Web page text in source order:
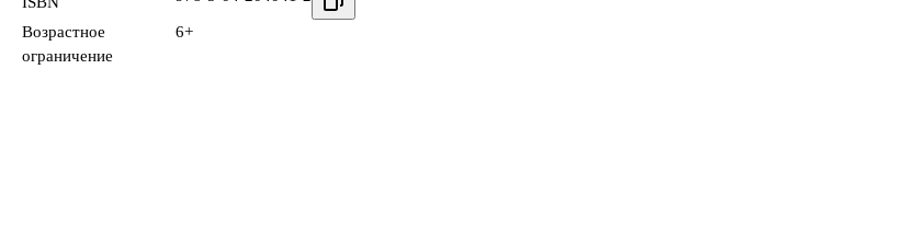
Возрастное
ограничение
6+